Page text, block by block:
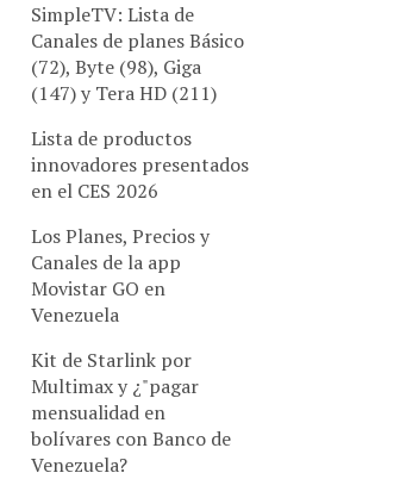
SimpleTV: Lista de
Canales de planes Básico
(72), Byte (98), Giga
(147) y Tera HD (211)
Lista de productos
innovadores presentados
en el CES 2026
Los Planes, Precios y
Canales de la app
Movistar GO en
Venezuela
Kit de Starlink por
Multimax y ¿"pagar
mensualidad en
bolívares con Banco de
Venezuela?